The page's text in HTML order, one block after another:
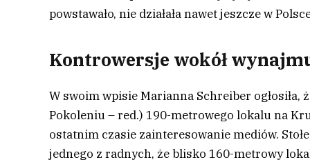
powstawało, nie działała nawet jeszcze w
Kontrowersje wokół
W swoim wpisie Marianna Schreiber
Pokoleniu – red.) 190-metrowego lokalu na
ostatnim czasie zainteresowanie mediów.
jednego z radnych, że blisko 160-metrowy